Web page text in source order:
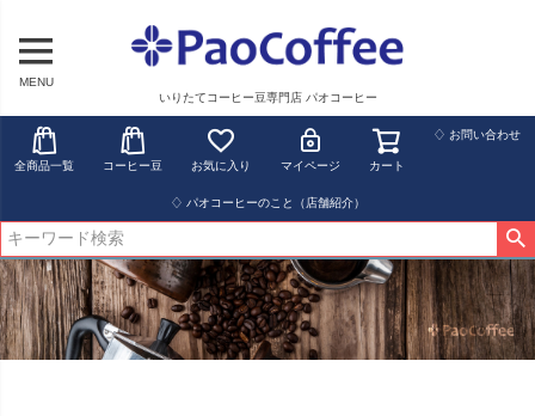
MENU
いりたてコーヒー豆専門店 パオコーヒー
全商品一覧 コーヒー豆 お気に入り マイページ カート
♢ お問い合わせ
♢ パオコーヒーのこと（店舗紹介）